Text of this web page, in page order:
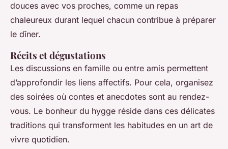
douces avec vos proches, comme un repas
chaleureux durant lequel chacun contribue à préparer
le dîner.
Récits et dégustations
Les discussions en famille ou entre amis permettent
d’approfondir les liens affectifs. Pour cela, organisez
des soirées où contes et anecdotes sont au rendez-
vous. Le bonheur du hygge réside dans ces délicates
traditions qui transforment les habitudes en un art de
vivre quotidien.